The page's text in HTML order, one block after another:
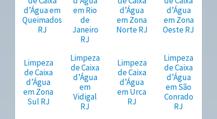
d’Água em
Queimados
RJ
em Rio
de
Janeiro
RJ
d’Água
em Zona
Norte RJ
d’Água
em Zona
Oeste RJ
Limpeza
de Caixa
d’Água
em Zona
Sul RJ
Limpeza
de Caixa
d’Água
em
Vidigal
RJ
Limpeza
de Caixa
d’Água
em Urca
RJ
Limpeza
de Caixa
d’Água
em São
Conrado
RJ